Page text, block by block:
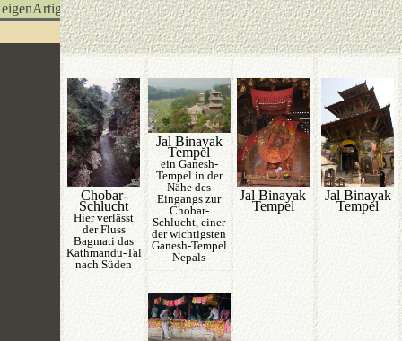
eigenArtigX
Chobar-
Schlucht
Hier verlässt
der Fluss
Bagmati das
Kathmandu-Tal
nach Süden
Jal Binayak
Tempel
ein Ganesh-
Tempel in der
Nähe des
Eingangs zur
Chobar-
Schlucht, einer
der wichtigsten
Ganesh-Tempel
Nepals
Jal Binayak
Tempel
Jal Binayak
Tempel